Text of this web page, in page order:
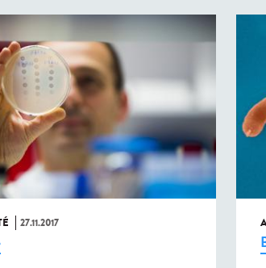
27.11.2017